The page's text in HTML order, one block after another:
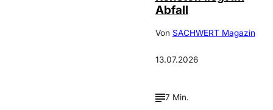
Abfall
Von SACHWERT Magazin
13.07.2026
7 Min.